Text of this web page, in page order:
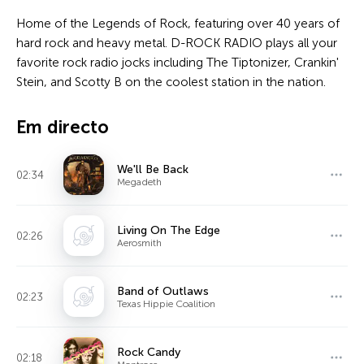
Home of the Legends of Rock, featuring over 40 years of
hard rock and heavy metal. D-ROCK RADIO plays all your
favorite rock radio jocks including The Tiptonizer, Crankin'
Stein, and Scotty B on the coolest station in the nation.
Em directo
02:34 We'll Be Back
Megadeth
02:26 Living On The Edge
Aerosmith
02:23 Band of Outlaws
Texas Hippie Coalition
02:18 Rock Candy